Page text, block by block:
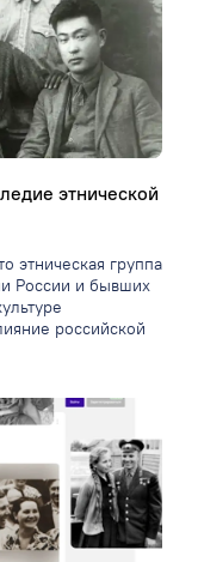
этнической
этническая группа
России и бывших
российской